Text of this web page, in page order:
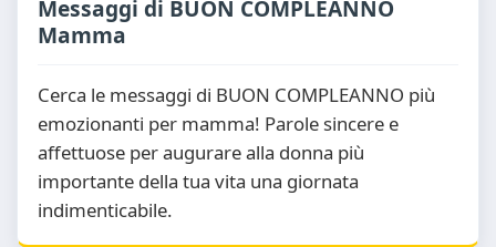
Messaggi di BUON COMPLEANNO
Mamma
Cerca le messaggi di BUON COMPLEANNO più
emozionanti per mamma! Parole sincere e
affettuose per augurare alla donna più
importante della tua vita una giornata
indimenticabile.